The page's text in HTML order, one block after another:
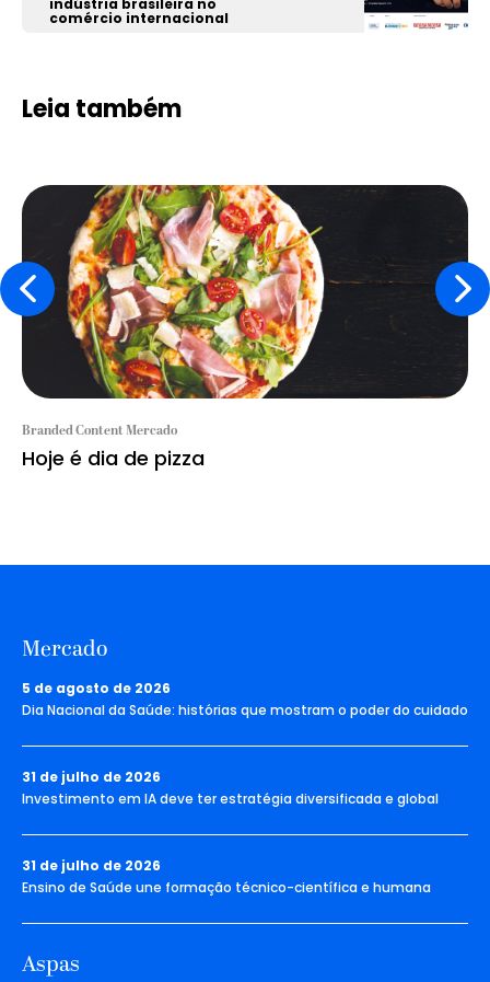
comércio internacional
Leia também
Branded Content Mercado
Hoje é dia de pizza
Mercado
5 de agosto de 2026
Dia Nacional da Saúde: histórias que mostram o poder do cuidado
31 de julho de 2026
Investimento em IA deve ter estratégia diversificada e global
31 de julho de 2026
Ensino de Saúde une formação técnico-científica e humana
Aspas